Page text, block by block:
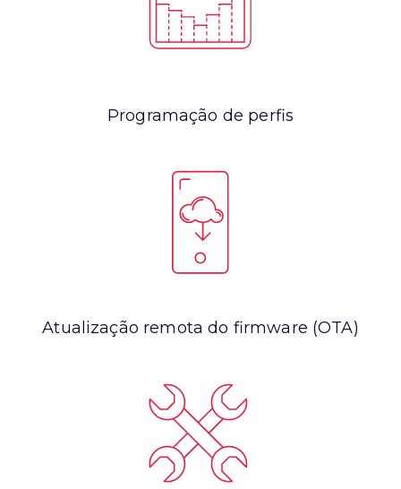
Programação de perfis
Atualização remota do firmware (OTA)